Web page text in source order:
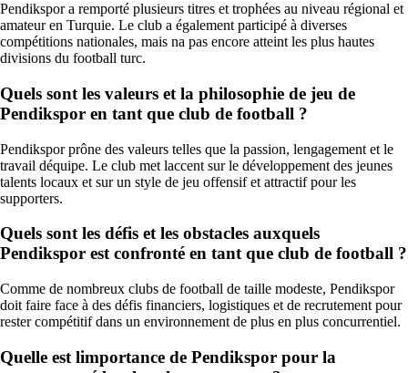
Pendikspor a remporté plusieurs titres et trophées au niveau régional et
amateur en Turquie. Le club a également participé à diverses
compétitions nationales, mais na pas encore atteint les plus hautes
divisions du football turc.
Quels sont les valeurs et la philosophie de jeu de
Pendikspor en tant que club de football ?
Pendikspor prône des valeurs telles que la passion, lengagement et le
travail déquipe. Le club met laccent sur le développement des jeunes
talents locaux et sur un style de jeu offensif et attractif pour les
supporters.
Quels sont les défis et les obstacles auxquels
Pendikspor est confronté en tant que club de football ?
Comme de nombreux clubs de football de taille modeste, Pendikspor
doit faire face à des défis financiers, logistiques et de recrutement pour
rester compétitif dans un environnement de plus en plus concurrentiel.
Quelle est limportance de Pendikspor pour la